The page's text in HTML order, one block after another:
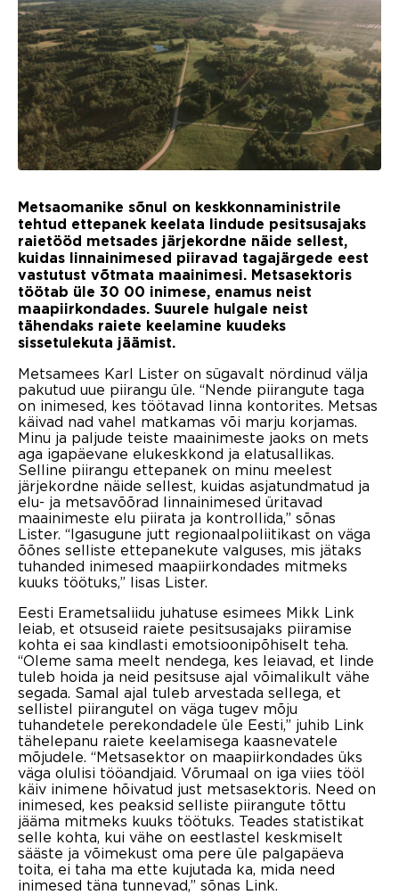
Metsaomanike sõnul on keskkonnaministrile
tehtud ettepanek keelata lindude pesitsusajaks
raietööd metsades järjekordne näide sellest,
kuidas linnainimesed piiravad tagajärgede eest
vastutust võtmata maainimesi. Metsasektoris
töötab üle 30 00 inimese, enamus neist
maapiirkondades. Suurele hulgale neist
tähendaks raiete keelamine kuudeks
sissetulekuta jäämist.
Metsamees Karl Lister on sügavalt nördinud välja
pakutud uue piirangu üle. “Nende piirangute taga
on inimesed, kes töötavad linna kontorites. Metsas
käivad nad vahel matkamas või marju korjamas.
Minu ja paljude teiste maainimeste jaoks on mets
aga igapäevane elukeskkond ja elatusallikas.
Selline piirangu ettepanek on minu meelest
järjekordne näide sellest, kuidas asjatundmatud ja
elu- ja metsavõõrad linnainimesed üritavad
maainimeste elu piirata ja kontrollida,” sõnas
Lister. “Igasugune jutt regionaalpoliitikast on väga
õõnes selliste ettepanekute valguses, mis jätaks
tuhanded inimesed maapiirkondades mitmeks
kuuks töötuks,” lisas Lister.
Eesti Erametsaliidu juhatuse esimees Mikk Link
leiab, et otsuseid raiete pesitsusajaks piiramise
kohta ei saa kindlasti emotsioonipõhiselt teha.
“Oleme sama meelt nendega, kes leiavad, et linde
tuleb hoida ja neid pesitsuse ajal võimalikult vähe
segada. Samal ajal tuleb arvestada sellega, et
sellistel piirangutel on väga tugev mõju
tuhandetele perekondadele üle Eesti,” juhib Link
tähelepanu raiete keelamisega kaasnevatele
mõjudele. “Metsasektor on maapiirkondades üks
väga olulisi tööandjaid. Võrumaal on iga viies tööl
käiv inimene hõivatud just metsasektoris. Need on
inimesed, kes peaksid selliste piirangute tõttu
jääma mitmeks kuuks töötuks. Teades statistikat
selle kohta, kui vähe on eestlastel keskmiselt
sääste ja võimekust oma pere üle palgapäeva
toita, ei taha ma ette kujutada ka, mida need
inimesed täna tunnevad,” sõnas Link.